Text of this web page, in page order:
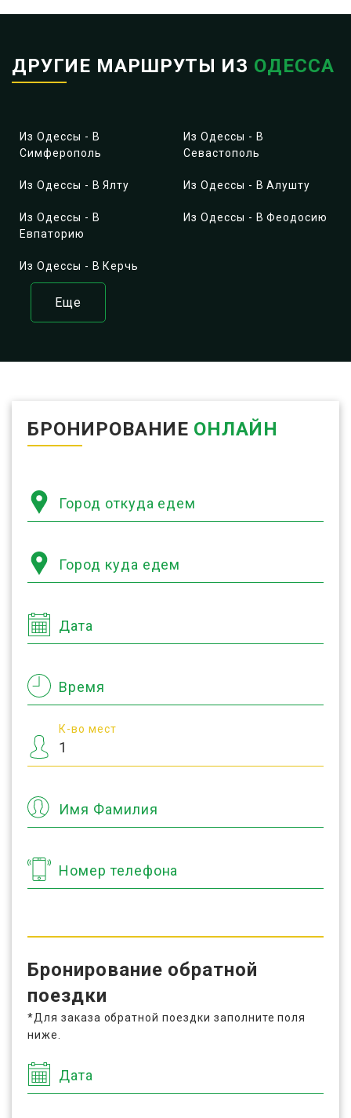
ДРУГИЕ МАРШРУТЫ ИЗ ОДЕССА
Из Одессы - В
Симферополь
Из Одессы - В
Севастополь
Из Одессы - В Ялту Из Одессы - В Алушту
Из Одессы - В
Евпаторию
Из Одессы - В Феодосию
Из Одессы - В Керчь
Еще
БРОНИРОВАНИЕ ОНЛАЙН
Город откуда едем
Город куда едем
Дата
Время
К-во мест
Имя Фамилия
Номер телефона
Бронирование обратной
поездки
*Для заказа обратной поездки заполните поля
ниже.
Дата